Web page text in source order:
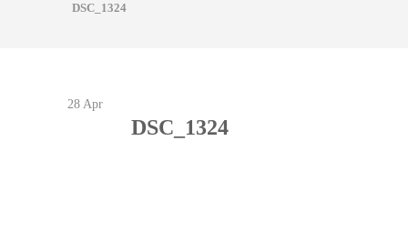
DSC_1324
28 Apr
DSC_1324